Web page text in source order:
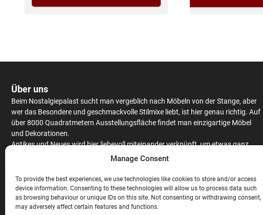
Manage Consent
To provide the best experiences, we use technologies like cookies to store and/or access
device information. Consenting to these technologies will allow us to process data such
as browsing behaviour or unique IDs on this site. Not consenting or withdrawing consent,
may adversely affect certain features and functions.
Über uns
Beim Nostalgiepalast sucht man vergeblich nach Möbeln von der Stange, aber
wer das Besondere und geschmackvolle Stilmixe liebt, ist hier genau richtig. Auf
über 8000 Quadratmetern Ausstellungsfläche findet man einzigartige Möbel
und Dekorationen.
Antikesund Neues wird hier liebevoll miteinander verknüpft, um etwas ganz
SchränkeundTische werden aus massiv Eiche,
antiken Stücken.
Neben Couchgarnituren,Stühlen,Raritätenund ausgefallenen
Gartendekorationen wird auch noch eine gigantische Auswahl anBars und
Thekenangeboten. HochwertigeStehtischeund